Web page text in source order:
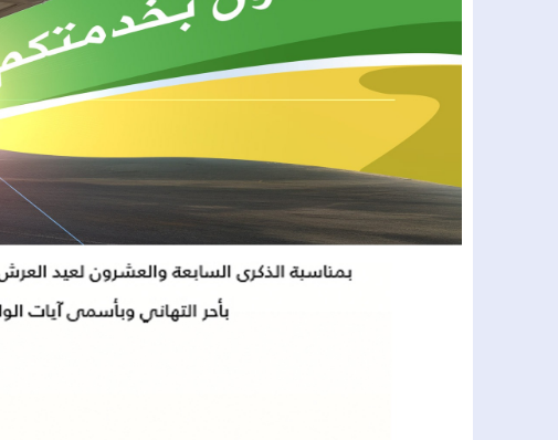
صالح داهي يمثل وفد مدينة العيون في مؤتمر
17:55 إبراهيم أتكارت يعلن اعتزال العمل السياسي